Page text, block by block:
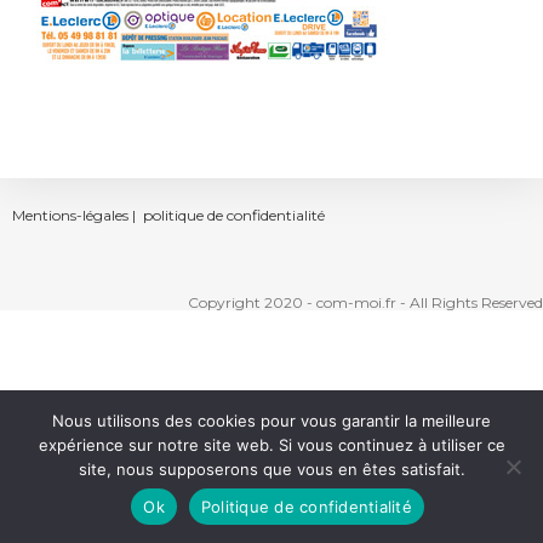
Mentions-légales | politique de confidentialité
Copyright 2020 - com-moi.fr - All Rights Reserved
Nous utilisons des cookies pour vous garantir la meilleure
expérience sur notre site web. Si vous continuez à utiliser ce
site, nous supposerons que vous en êtes satisfait.
Ok
Politique de confidentialité